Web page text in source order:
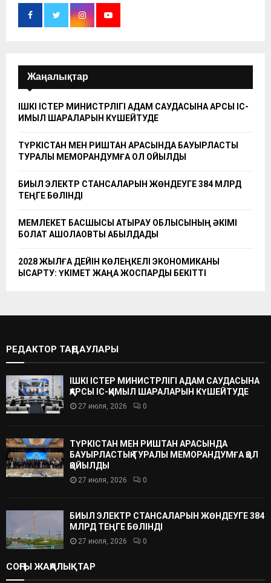
Жаңалықтар
ІШКІ ІСТЕР МИНИСТРЛІГІ АДАМ САУДАСЫНА ҚАРСЫ ІС-
ҚИМЫЛ ШАРАЛАРЫН КҮШЕЙТУДЕ
ТҮРКІСТАН МЕН РИШТАН АРАСЫНДА БАУЫРЛАСТЫҚ
ТУРАЛЫ МЕМОРАНДУМҒА ҚОЛ ҚОЙЫЛДЫ
БИЫЛ ЭЛЕКТР СТАНСАЛАРЫН ЖӨНДЕУГЕ 384 МЛРД
ТЕҢГЕ БӨЛІНДІ
МЕМЛЕКЕТ БАСШЫСЫ АТЫРАУ ОБЛЫСЫНЫҢ ӘКІМІ
БОЛАТ АҚШОЛАҚОВТЫ ҚАБЫЛДАДЫ
2028 ЖЫЛҒА ДЕЙІН КӨЛЕҢКЕЛІ ЭКОНОМИКАНЫ
ҚЫСҚАРТУ: ҮКІМЕТ ЖАҢА ЖОСПАРДЫ БЕКІТТІ
РЕДАКТОР ТАҢДАУЛАРЫ
ІШКІ ІСТЕР МИНИСТРЛІГІ АДАМ САУДАСЫНА
ҚАРСЫ ІС-ҚИМЫЛ ШАРАЛАРЫН КҮШЕЙТУДЕ
27 июля, 2026 0
ТҮРКІСТАН МЕН РИШТАН АРАСЫНДА
БАУЫРЛАСТЫҚ ТУРАЛЫ МЕМОРАНДУМҒА ҚОЛ
ҚОЙЫЛДЫ
27 июля, 2026 0
БИЫЛ ЭЛЕКТР СТАНСАЛАРЫН ЖӨНДЕУГЕ 384
МЛРД ТЕҢГЕ БӨЛІНДІ
27 июля, 2026 0
СОҢҒЫ ЖАҢАЛЫҚТАР